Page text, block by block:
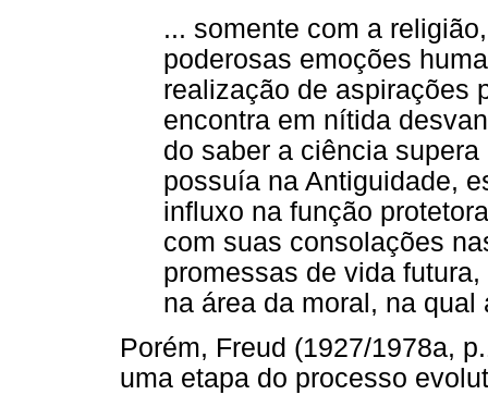
... somente com a
poderosas emoções
realização de aspirações
encontra em nítida
do saber a ciência
possuía na Antiguidade,
influxo na função
com suas consolações
promessas de vida
na área da moral, na
Porém, Freud (1927/1978a,
uma etapa do processo